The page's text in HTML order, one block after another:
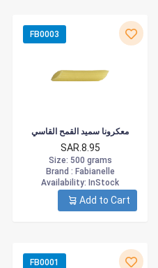
FB0003
معكرونا سميد القمح القاسي
SAR.8.95
Size: 500 grams
Brand : Fabianelle
Availability: InStock
Add to Cart
FB0001